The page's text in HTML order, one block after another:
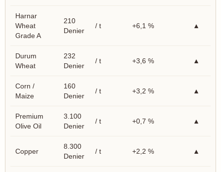
Harnar
Wheat
Grade A
210
Denier
/ t +6,1 % ▲
Durum
Wheat
232
Denier
/ t +3,6 % ▲
Corn /
Maize
160
Denier
/ t +3,2 % ▲
Premium
Olive Oil
3.100
Denier
/ t +0,7 % ▲
Copper
8.300
Denier
/ t +2,2 % ▲